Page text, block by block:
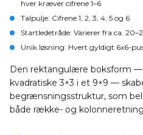
hver kræver cifrene 1–6
Talpulje: Cifrene 1, 2, 3, 4, 5 og 6
Startledetråde: Varierer fra ca.
Unik løsning: Hvert gyldigt 6x6-
Den rektangulære boksform —
kvadratiske 3×3 i et 9×9 —
begrænsningsstruktur, som
både række- og